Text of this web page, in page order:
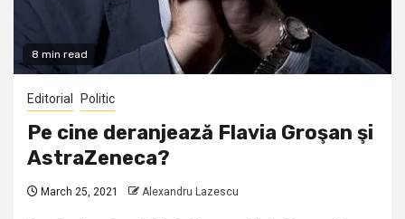
8 min read
Editorial Politic
Pe cine deranjează Flavia Groşan şi
AstraZeneca?
March 25, 2021 Alexandru Lazescu